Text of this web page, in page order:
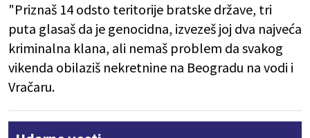
"Priznaš 14 odsto teritorije bratske države, tri
puta glasaš da je genocidna, izvezeš joj dva najveća
kriminalna klana, ali nemaš problem da svakog
vikenda obilaziš nekretnine na Beogradu na vodi i
Vračaru.